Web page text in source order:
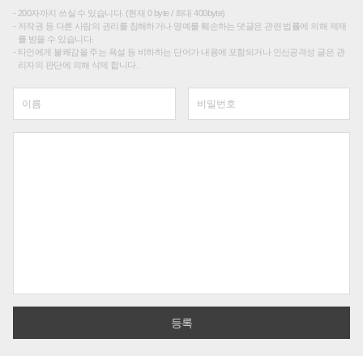
200자까지 쓰실 수 있습니다. (현재 0 byte / 최대 400byte)
저작권 등 다른 사람의 권리를 침해하거나 명예를 훼손하는 댓글은 관련 법률에 의해 제재
를 받을 수 있습니다.
타인에게 불쾌감을 주는 욕설 등 비하하는 단어가 내용에 포함되거나 인신공격성 글은 관
리자의 판단에 의해 삭제 합니다.